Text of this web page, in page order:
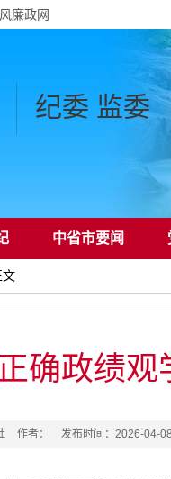
廉政网
纪委 监委
中省市要闻
文
确政绩
作者： 发布时间：2026-04-